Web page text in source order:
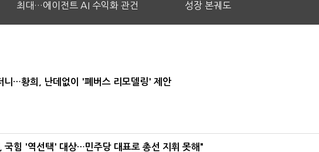
최대…에이전트 AI 수익화 관건
성장 본궤도
니…황희, 난데없이 '폐버스 리모델링' 제안
국힘 '역선택' 대상…민주당 대표로 총선 지휘 못해"